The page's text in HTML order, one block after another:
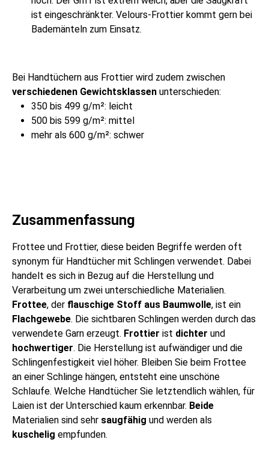
ist eingeschränkter. Velours-Frottier kommt gern bei
Bademänteln zum Einsatz.
Bei Handtüchern aus Frottier wird zudem zwischen
verschiedenen Gewichtsklassen unterschieden:
350 bis 499 g/m²: leicht
500 bis 599 g/m²: mittel
mehr als 600 g/m²: schwer
Zusammenfassung
Frottee und Frottier, diese beiden Begriffe werden oft
synonym für Handtücher mit Schlingen verwendet. Dabei
handelt es sich in Bezug auf die Herstellung und
Verarbeitung um zwei unterschiedliche Materialien.
Frottee, der flauschige Stoff aus Baumwolle, ist ein
Flachgewebe. Die sichtbaren Schlingen werden durch das
verwendete Garn erzeugt. Frottier ist dichter und
hochwertiger. Die Herstellung ist aufwändiger und die
Schlingenfestigkeit viel höher. Bleiben Sie beim Frottee
an einer Schlinge hängen, entsteht eine unschöne
Schlaufe. Welche Handtücher Sie letztendlich wählen, für
Laien ist der Unterschied kaum erkennbar. Beide
Materialien sind sehr saugfähig und werden als
kuschelig empfunden.